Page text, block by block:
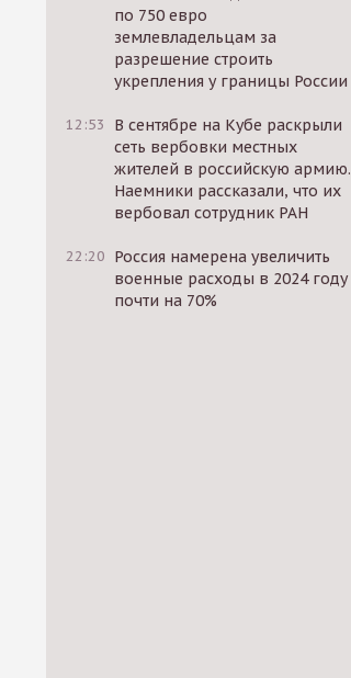
по 750 евро
землевладельцам за
разрешение строить
укрепления у границы России
12:53
В сентябре на Кубе раскрыли
сеть вербовки местных
жителей в российскую армию.
Наемники рассказали, что их
вербовал сотрудник РАН
22:20 Россия намерена увеличить
военные расходы в 2024 году
почти на 70%